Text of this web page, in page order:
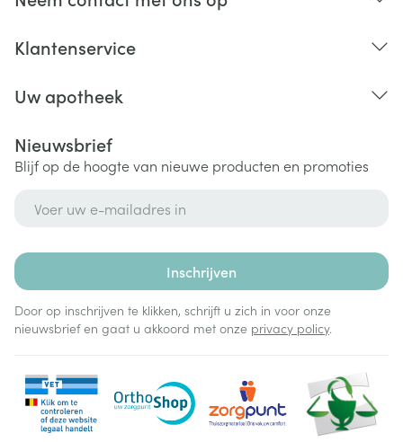
Klantenservice
Uw apotheek
Nieuwsbrief
Blijf op de hoogte van nieuwe producten en promoties
Inschrijven
Door op inschrijven te klikken, schrijft u zich in voor onze
nieuwsbrief en gaat u akkoord met onze privacy policy.